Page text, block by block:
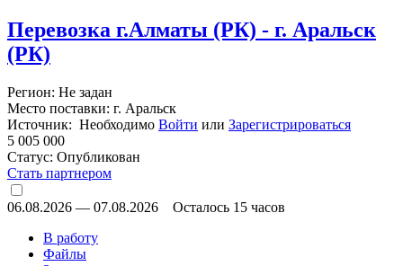
Перевозка г.Алматы (РК) - г. Аральск
(РК)
Регион: Не задан
Место поставки: г. Аральск
Источник: Необходимо Войти или Зарегистрироваться
5 005 000
Статус: Опубликован
Стать партнером
06.08.2026 — 07.08.2026
Осталось 15 часов
В работу
Файлы